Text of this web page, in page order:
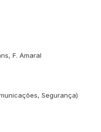
F. Amaral
Segurança)